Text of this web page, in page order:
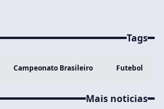
Tags
Campeonato Brasileiro Futebol
Mais noticias